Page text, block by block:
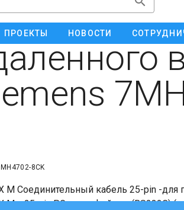
ПРОЕКТЫ НОВОСТИ
8CK
M Соединительный кабель 25-pin -для
M с 25-pin PG-интерфейсом (RS232C)